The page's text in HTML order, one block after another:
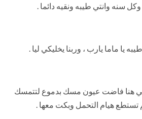
وكل سنه وانتي طيبه ونقيه دائما .
ماما يارب ، وربنا يخليكي ليا .
هنا فاضت عيون مسك بدموع لتتمسك
تستطع هيام التحمل وبكت معها .